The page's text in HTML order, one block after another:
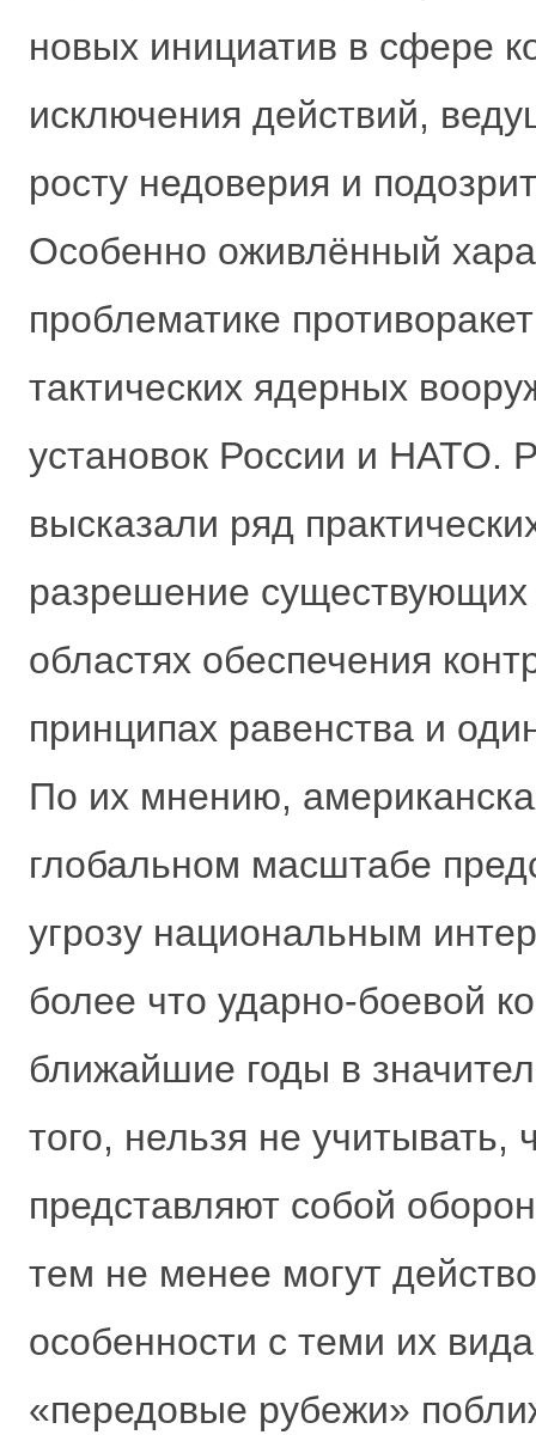
новых инициатив в сфере
исключения действий,
росту недоверия и
Особенно оживлённый
проблематике
тактических ядерных
установок России и НАТО.
высказали ряд
разрешение существующих
областях обеспечения
принципах равенства и
По их мнению,
глобальном масштабе
угрозу национальным
более что ударно-боевой
ближайшие годы в
того, нельзя не
представляют собой
тем не менее могут
особенности с теми их
«передовые рубежи»